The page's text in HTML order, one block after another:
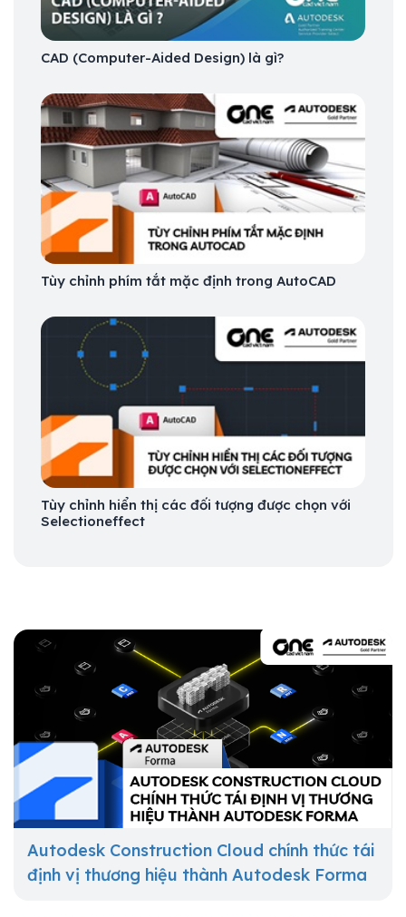
CAD (Computer-Aided Design) là gì?
Tùy chỉnh phím tắt mặc định trong AutoCAD
Tùy chỉnh hiển thị các đối tượng được chọn với
Selectioneffect
Autodesk Construction Cloud chính thức tái
định vị thương hiệu thành Autodesk Forma